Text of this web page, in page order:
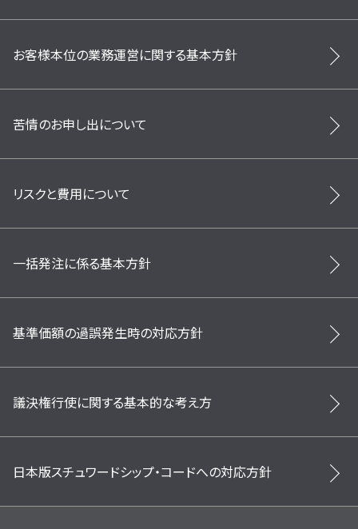
お客様本位の業務運営に関する基本方針
苦情のお申し出について
リスクと費用について
一括発注に係る基本方針
基準価額の過誤発生時の対応方針
議決権行使に関する基本的な考え方
日本版スチュワードシップ・コードへの対応方針